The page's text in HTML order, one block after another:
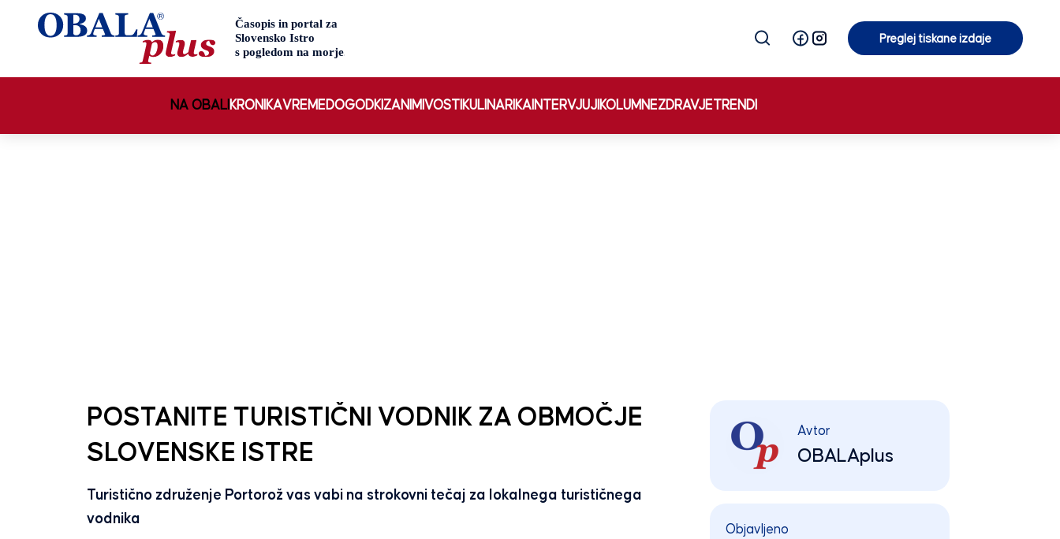
Preglej tiskane izdaje
NA OBALI KRONIKAVREMEDOGODKIZANIMIVOSTI KULINARIKA INTERVJUJI KOLUMNEZDRAVJETRENDI
POSTANITE TURISTIČNI VODNIK ZA OBMOČJE
SLOVENSKE ISTRE
Turistično združenje Portorož vas vabi na strokovni tečaj za lokalnega turističnega
vodnika
Avtor
OBALAplus
Objavljeno